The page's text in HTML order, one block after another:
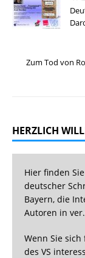
Zum Tod von
HERZLICH
Hier finden
deutscher
Bayern, die
Autoren in
Wenn Sie
des VS